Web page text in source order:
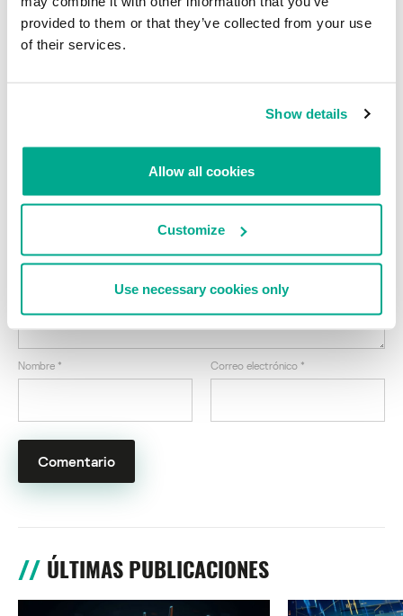
provided to them or that they’ve collected from your use
of their services.
Show details
Allow all cookies
Customize
Use necessary cookies only
“Puede que quieran confirmar que su método funciona antes de
Troyano bancario Vawtrak se fortalece con
DGA y Pinning SSL
Su dirección de correo electrónico no será publicada. Los
campos obligatorios están marcados con
Nombre * Correo electrónico *
ÚLTIMAS PUBLICACIONES